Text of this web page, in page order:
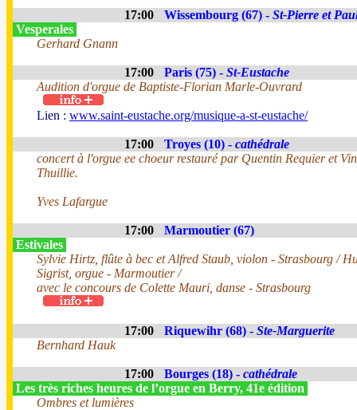
17:00 Wissembourg (67) - St-Pierre et
Vesperales
Gerhard Gnann
17:00 Paris (75) - St-Eustache
Audition d'orgue de Baptiste-Florian Marle-Ouvrard
Lien : www.saint-eustache.org/musique-a-st-eustache/
17:00 Troyes (10) - cathédrale
concert à l'orgue ee choeur restauré par Quentin Requier et
Thuillie.
Yves Lafargue
17:00
Marmoutier (67)
Estivales
Sylvie Hirtz, flûte à bec et Alfred Staub, violon - Strasbourg /
Sigrist, orgue - Marmoutier /
avec le concours de Colette Mauri, danse - Strasbourg
17:00 Riquewihr (68) - Ste-Marguerite
Bernhard Hauk
17:00 Bourges (18) - cathédrale
Les très riches heures de l’orgue en Berry, 41e édition
Ombres et lumières